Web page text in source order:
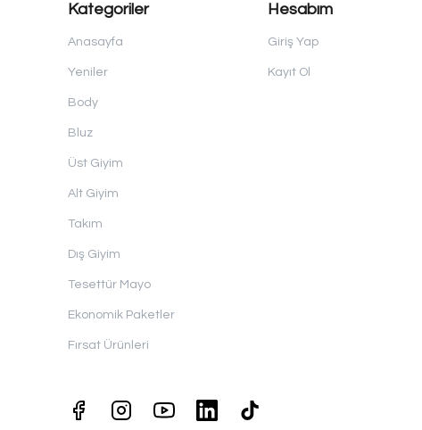
Kategoriler
Anasayfa
Yeniler
Body
Bluz
Üst Giyim
Alt Giyim
Takım
Dış Giyim
Tesettür Mayo
Ekonomik Paketler
Fırsat Ürünleri
Hesabım
Giriş Yap
Kayıt Ol